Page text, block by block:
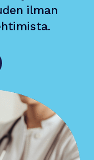
ilman